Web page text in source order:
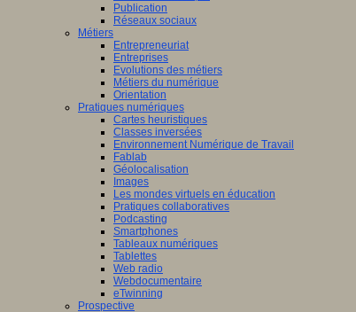
Publication
Réseaux sociaux
Métiers
Entrepreneuriat
Entreprises
Evolutions des métiers
Métiers du numérique
Orientation
Pratiques numériques
Cartes heuristiques
Classes inversées
Environnement Numérique de Travail
Fablab
Géolocalisation
Images
Les mondes virtuels en éducation
Pratiques collaboratives
Podcasting
Smartphones
Tableaux numériques
Tablettes
Web radio
Webdocumentaire
eTwinning
Prospective